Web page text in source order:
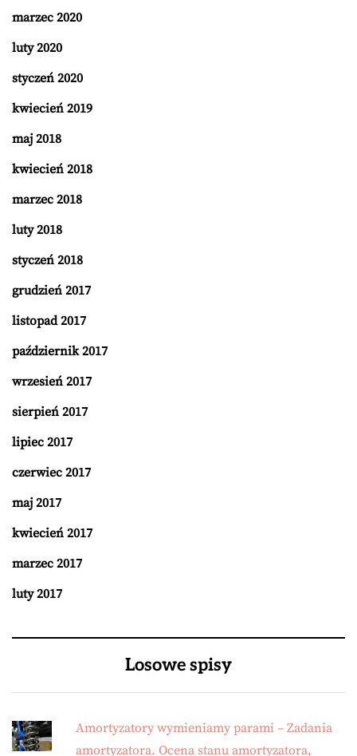
marzec 2020
luty 2020
styczeń 2020
kwiecień 2019
maj 2018
kwiecień 2018
marzec 2018
luty 2018
styczeń 2018
grudzień 2017
listopad 2017
październik 2017
wrzesień 2017
sierpień 2017
lipiec 2017
czerwiec 2017
maj 2017
kwiecień 2017
marzec 2017
luty 2017
Losowe spisy
Amortyzatory wymieniamy parami – Zadania
amortyzatora. Ocena stanu amortyzatora,